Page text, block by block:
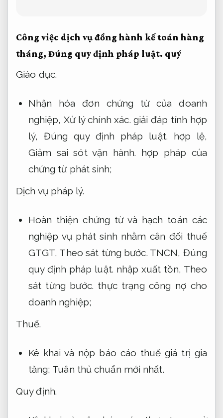
Công việc dịch vụ đồng hành kế toán hàng
tháng, Đúng quy định pháp luật. quý
Giáo dục.
Nhận hóa đơn chứng từ của doanh
nghiệp, Xử lý chính xác. giải đáp tính hợp
lý, Đúng quy định pháp luật. hợp lệ,
Giảm sai sót vận hành. hợp pháp của
chứng từ phát sinh;
Dịch vụ pháp lý.
Hoàn thiện chứng từ và hạch toán các
nghiệp vụ phát sinh nhằm cân đối thuế
GTGT, Theo sát từng bước. TNCN, Đúng
quy định pháp luật. nhập xuất tồn, Theo
sát từng bước. thực trạng công nợ cho
doanh nghiệp;
Thuế.
Kê khai và nộp báo cáo thuế giá trị gia
tăng; Tuân thủ chuẩn mới nhất.
Quy định.